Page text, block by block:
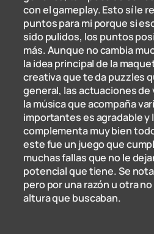
con el gameplay. Esto sí le
puntos para mi porque si
sido pulidos, los puntos
más. Aunque no cambia
la idea principal de la
creativa que te da puzzles
general, las actuaciones
la música que acompaña
importantes es agradable y
complementa muy bien
este fue un juego que
muchas fallas que no le
potencial que tiene. Se
pero por una razón u otra
altura que buscaban.